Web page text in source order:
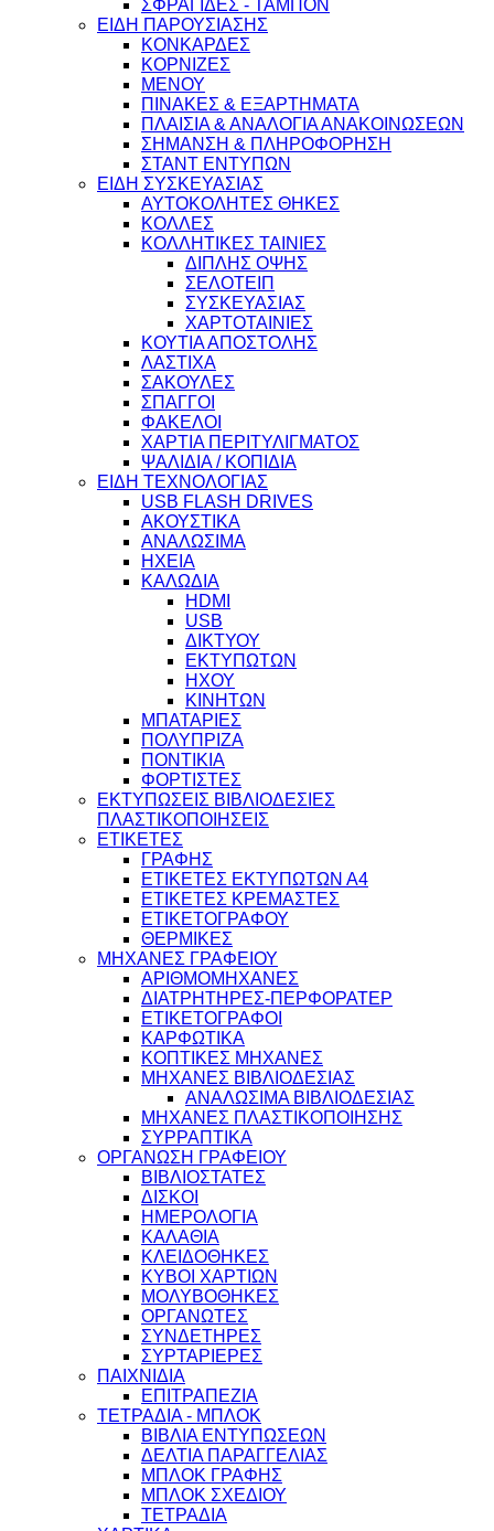
ΣΦΡΑΓΙΔΕΣ - ΤΑΜΠΟΝ
ΕΙΔΗ ΠΑΡΟΥΣΙΑΣΗΣ
ΚΟΝΚΑΡΔΕΣ
ΚΟΡΝΙΖΕΣ
ΜΕΝΟΥ
ΠΙΝΑΚΕΣ & ΕΞΑΡΤΗΜΑΤΑ
ΠΛΑΙΣΙΑ & ΑΝΑΛΟΓΙΑ ΑΝΑΚΟΙΝΩΣΕΩΝ
ΣΗΜΑΝΣΗ & ΠΛΗΡΟΦΟΡΗΣΗ
ΣΤΑΝΤ ΕΝΤΥΠΩΝ
ΕΙΔΗ ΣΥΣΚΕΥΑΣΙΑΣ
ΑΥΤΟΚΟΛΗΤΕΣ ΘΗΚΕΣ
ΚΟΛΛΕΣ
ΚΟΛΛΗΤΙΚΕΣ ΤΑΙΝΙΕΣ
ΔΙΠΛΗΣ ΟΨΗΣ
ΣΕΛΟΤΕΙΠ
ΣΥΣΚΕΥΑΣΙΑΣ
ΧΑΡΤΟΤΑΙΝΙΕΣ
ΚΟΥΤΙΑ ΑΠΟΣΤΟΛΗΣ
ΛΑΣΤΙΧΑ
ΣΑΚΟΥΛΕΣ
ΣΠΑΓΓΟΙ
ΦΑΚΕΛΟΙ
ΧΑΡΤΙΑ ΠΕΡΙΤΥΛΙΓΜΑΤΟΣ
ΨΑΛΙΔΙΑ / ΚΟΠΙΔΙΑ
ΕΙΔΗ ΤΕΧΝΟΛΟΓΙΑΣ
USB FLASH DRIVES
ΑΚΟΥΣΤΙΚΑ
ΑΝΑΛΩΣΙΜΑ
ΗΧΕΙΑ
ΚΑΛΩΔΙΑ
HDMI
USB
ΔΙΚΤΥΟΥ
ΕΚΤΥΠΩΤΩΝ
ΗΧΟΥ
ΚΙΝΗΤΩΝ
ΜΠΑΤΑΡΙΕΣ
ΠΟΛΥΠΡΙΖΑ
ΠΟΝΤΙΚΙΑ
ΦΟΡΤΙΣΤΕΣ
ΕΚΤΥΠΩΣΕΙΣ ΒΙΒΛΙΟΔΕΣΙΕΣ
ΠΛΑΣΤΙΚΟΠΟΙΗΣΕΙΣ
ΕΤΙΚΕΤΕΣ
ΓΡΑΦΗΣ
ΕΤΙΚΕΤΕΣ ΕΚΤΥΠΩΤΩΝ Α4
ΕΤΙΚΕΤΕΣ ΚΡΕΜΑΣΤΕΣ
ΕΤΙΚΕΤΟΓΡΑΦΟΥ
ΘΕΡΜΙΚΕΣ
ΜΗΧΑΝΕΣ ΓΡΑΦΕΙΟΥ
ΑΡΙΘΜΟΜΗΧΑΝΕΣ
ΔΙΑΤΡΗΤΗΡΕΣ-ΠΕΡΦΟΡΑΤΕΡ
ΕΤΙΚΕΤΟΓΡΑΦΟΙ
ΚΑΡΦΩΤΙΚΑ
ΚΟΠΤΙΚΕΣ ΜΗΧΑΝΕΣ
ΜΗΧΑΝΕΣ ΒΙΒΛΙΟΔΕΣΙΑΣ
ΑΝΑΛΩΣΙΜΑ ΒΙΒΛΙΟΔΕΣΙΑΣ
ΜΗΧΑΝΕΣ ΠΛΑΣΤΙΚΟΠΟΙΗΣΗΣ
ΣΥΡΡΑΠΤΙΚΑ
ΟΡΓΑΝΩΣΗ ΓΡΑΦΕΙΟΥ
ΒΙΒΛΙΟΣΤΑΤΕΣ
ΔΙΣΚΟΙ
ΗΜΕΡΟΛΟΓΙΑ
ΚΑΛΑΘΙΑ
ΚΛΕΙΔΟΘΗΚΕΣ
ΚΥΒΟΙ ΧΑΡΤΙΩΝ
ΜΟΛΥΒΟΘΗΚΕΣ
ΟΡΓΑΝΩΤΕΣ
ΣΥΝΔΕΤΗΡΕΣ
ΣΥΡΤΑΡΙΕΡΕΣ
ΠΑΙΧΝΙΔΙΑ
ΕΠΙΤΡΑΠΕΖΙΑ
ΤΕΤΡΑΔΙΑ - ΜΠΛΟΚ
ΒΙΒΛΙΑ ΕΝΤΥΠΩΣΕΩΝ
ΔΕΛΤΙΑ ΠΑΡΑΓΓΕΛΙΑΣ
ΜΠΛΟΚ ΓΡΑΦΗΣ
ΜΠΛΟΚ ΣΧΕΔΙΟΥ
ΤΕΤΡΑΔΙΑ